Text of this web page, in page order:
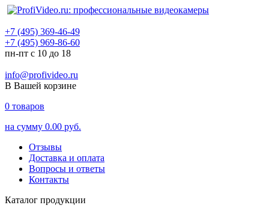
+7 (495) 369-46-49
+7 (495) 969-86-60
пн-пт с 10 до 18
info@profivideo.ru
В Вашей корзине
0 товаров
на сумму 0.00 руб.
Отзывы
Доставка и оплата
Вопросы и ответы
Контакты
Каталог продукции